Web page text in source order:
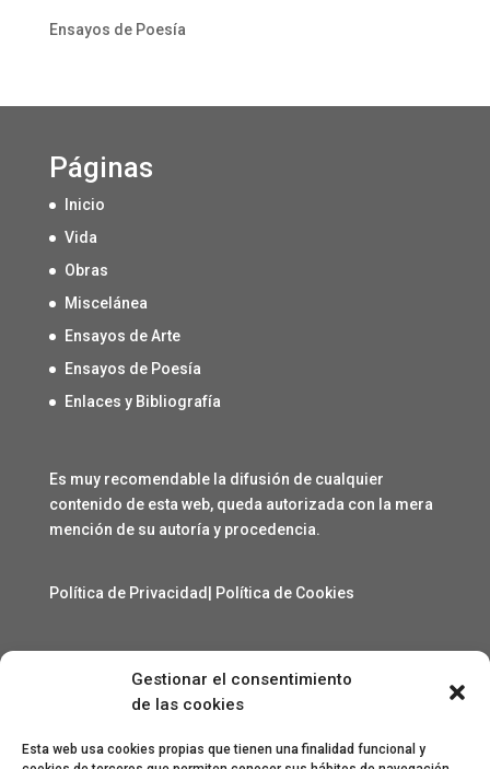
Gestionar el consentimiento
de las cookies
Esta web usa cookies propias que tienen una finalidad funcional y
Ensayos de Poesía
Páginas
Inicio
Vida
Obras
Miscelánea
Ensayos de Arte
Ensayos de Poesía
Enlaces y Bibliografía
Es muy recomendable la difusión de cualquier
contenido de esta web, queda autorizada con la mera
mención de su autoría y procedencia.
Política de Privacidad| Política de Cookies
Contacto
angelcarmelo1956@gmail.com